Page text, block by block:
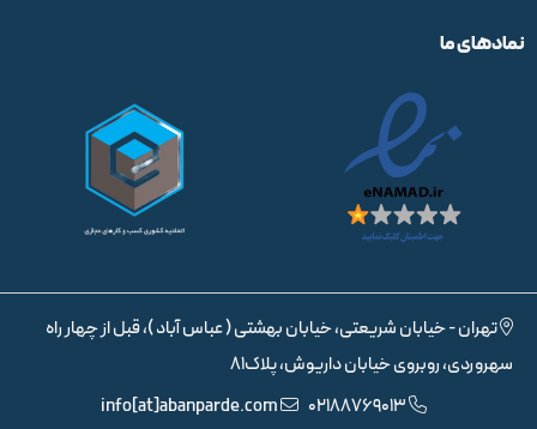
نمادهای ما
تهران - خیابان شریعتی، خیابان بهشتی ( عباس آباد )، قبل از چهار راه
سهروردی، روبروی خیابان داریوش، پلاک81
02188769013
info[at]abanparde.com